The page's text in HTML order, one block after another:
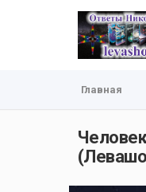
Главная